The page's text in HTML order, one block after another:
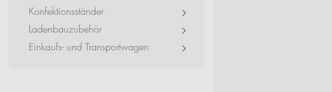
Event + Messe
Dienstleister + Small Business
Konfektionsständer
Ladenbauzubehör
Einkaufs- und Transportwagen